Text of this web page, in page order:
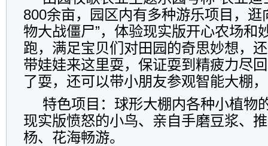
800余亩，园区内有多种游乐项目，逛
物大战僵尸”，体验现实版开心农场和
跑，满足宝贝们对田园的奇思妙想，
带娃娃来这里耍，保证耍到精疲力尽
了耍，还可以带小朋友参观智能大棚
特色项目：球形大棚内各种小植物
现实版愤怒的小鸟、亲自手磨豆浆、
杨、花海畅游。